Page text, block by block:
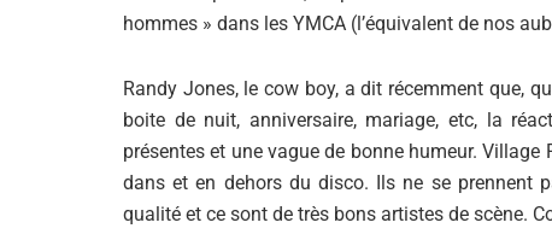
hommes » dans les YMCA (l’équivalent de nos
Randy Jones, le cow boy, a dit récemment que,
boite de nuit, anniversaire, mariage, etc, la
présentes et une vague de bonne humeur.
dans et en dehors du disco. Ils ne se prennent
qualité et ce sont de très bons artistes de scène.